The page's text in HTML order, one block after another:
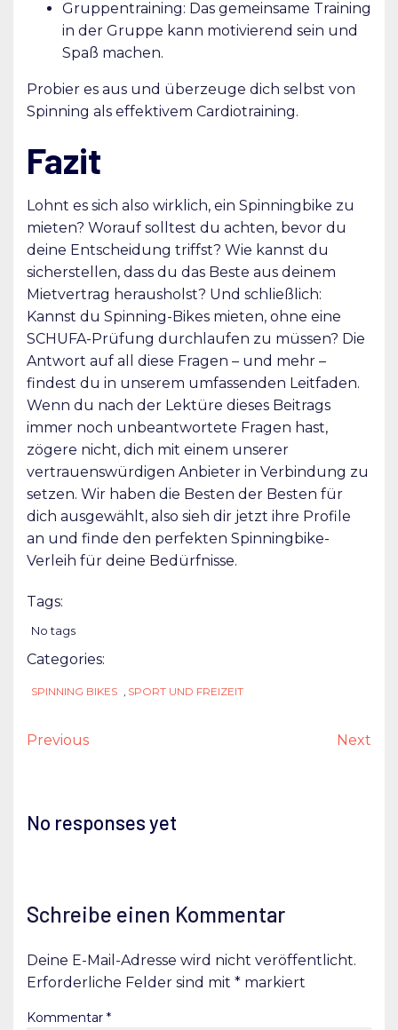
Gruppentraining: Das gemeinsame Training
in der Gruppe kann motivierend sein und
Spaß machen.
Probier es aus und überzeuge dich selbst von
Spinning als effektivem Cardiotraining.
Fazit
Lohnt es sich also wirklich, ein Spinningbike zu
mieten? Worauf solltest du achten, bevor du
deine Entscheidung triffst? Wie kannst du
sicherstellen, dass du das Beste aus deinem
Mietvertrag herausholst? Und schließlich:
Kannst du Spinning-Bikes mieten, ohne eine
SCHUFA-Prüfung durchlaufen zu müssen? Die
Antwort auf all diese Fragen – und mehr –
findest du in unserem umfassenden Leitfaden.
Wenn du nach der Lektüre dieses Beitrags
immer noch unbeantwortete Fragen hast,
zögere nicht, dich mit einem unserer
vertrauenswürdigen Anbieter in Verbindung zu
setzen. Wir haben die Besten der Besten für
dich ausgewählt, also sieh dir jetzt ihre Profile
an und finde den perfekten Spinningbike-
Verleih für deine Bedürfnisse.
Tags:
No tags
Categories:
SPINNING BIKES , SPORT UND FREIZEIT
Previous Next
No responses yet
Schreibe einen Kommentar
Deine E-Mail-Adresse wird nicht veröffentlicht.
Erforderliche Felder sind mit * markiert
Kommentar *